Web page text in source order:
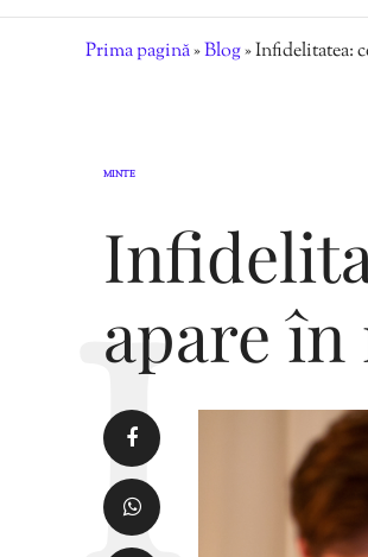
Prima pagină»Blog»Infidelitatea:
MINTE
apare